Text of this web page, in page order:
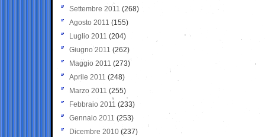
Settembre 2011 (268)
Agosto 2011 (155)
Luglio 2011 (204)
Giugno 2011 (262)
Maggio 2011 (273)
Aprile 2011 (248)
Marzo 2011 (255)
Febbraio 2011 (233)
Gennaio 2011 (253)
Dicembre 2010 (237)